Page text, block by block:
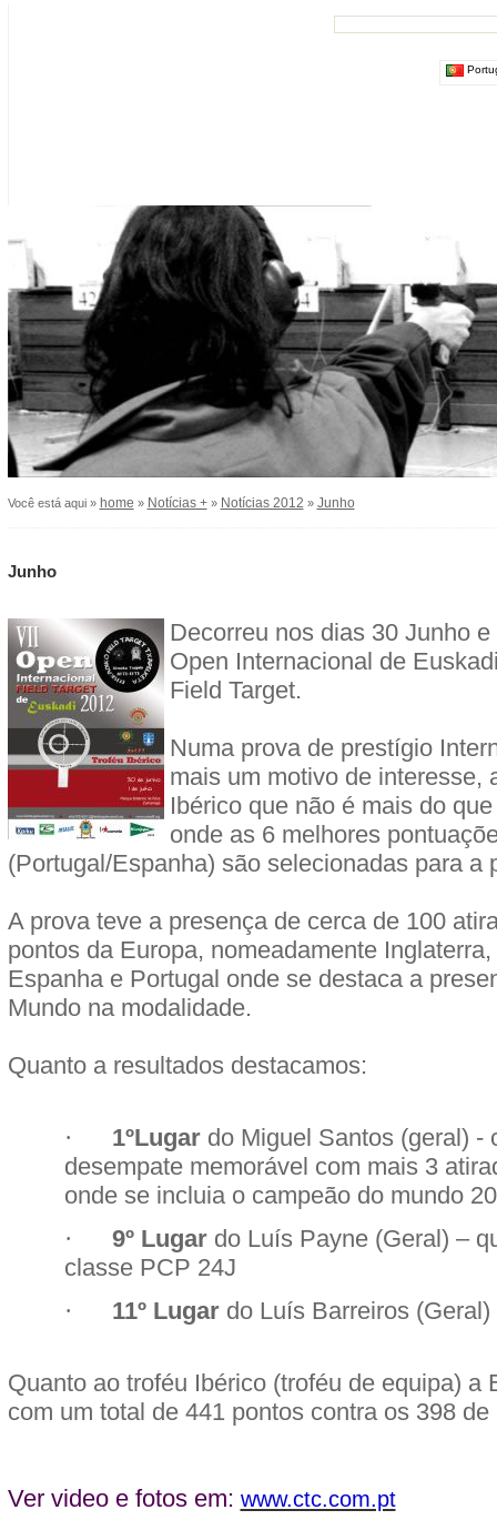
Você está aqui » home » Notícias +» Notícias 2012 » Junho
Junho
Decorreu nos dias 30 Junho
Open Internacional de
Field Target.
Numa prova de prestígio
mais um motivo de interesse,
Ibérico que não é mais do
onde as 6 melhores
(Portugal/Espanha) são selecionadas para a
A prova teve a presença de cerca de 100
pontos da Europa, nomeadamente
Espanha e Portugal onde se destaca a
Mundo na modalidade.
Quanto a resultados destacamos:
· 1ºLugardo Miguel Santos (geral) -
desempate memorável com mais 3
onde se incluia o campeão do mundo
·
9º Lugardo Luís Payne (Geral) –
classe PCP 24J
·
11º Lugardo Luís Barreiros (Geral)
Quanto ao troféu Ibérico (troféu de equipa) a
com um total de 441 pontos contra os 398 de
Ver video e fotos em: www.ctc.com.pt